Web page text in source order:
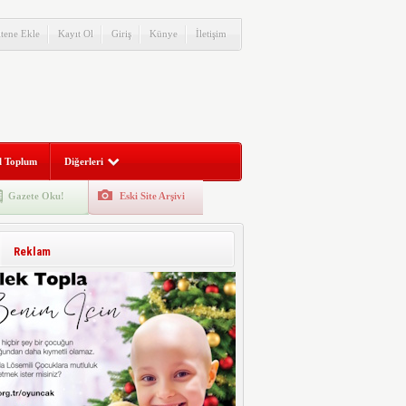
Ekle Kayıt Ol Giriş Künye İletişim
Toplum Diğerleri
Gazete Oku! Eski Site Arşivi
Reklam